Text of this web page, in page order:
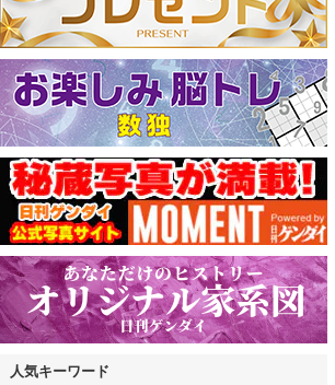
人気キーワード